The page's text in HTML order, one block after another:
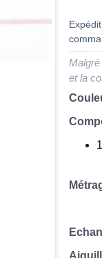
Malgré
et la